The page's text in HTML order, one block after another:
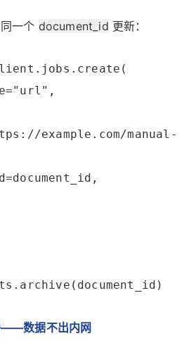
一个 document_id 更新：
example.com/manual-
——数据不出内网